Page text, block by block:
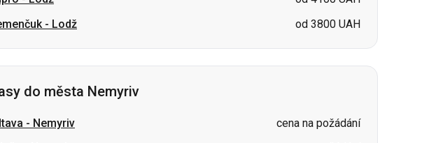
do města Nemyriv
-Nemyriv
cena na požádání
-Nemyriv
-Nemyriv
cena na požádání